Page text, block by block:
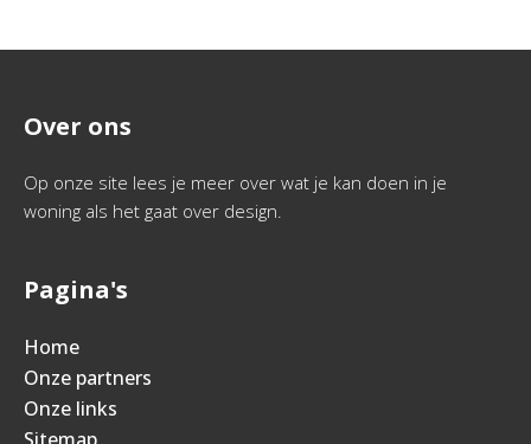
Over ons
Op onze site lees je meer over wat je kan doen in je
woning als het gaat over design.
Pagina's
Home
Onze partners
Onze links